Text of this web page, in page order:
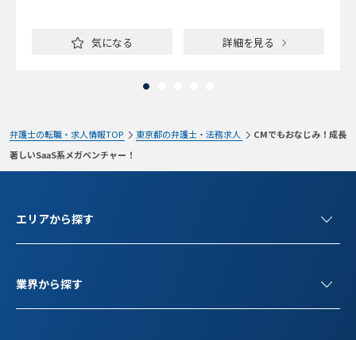
気になる 詳細を見る
弁護士の転職・求人情報TOP 東京都の弁護士・法務求人
CMでもおなじみ！成長
著しいSaaS系メガベンチャー！
エリアから探す
業界から探す